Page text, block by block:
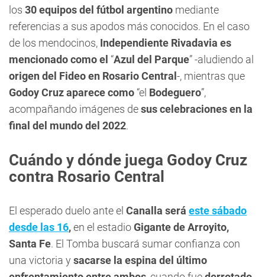
los 30 equipos del fútbol argentino mediante
referencias a sus apodos más conocidos. En el caso
de los mendocinos, Independiente Rivadavia es
mencionado como el “Azul del Parque” -aludiendo al
origen del Fideo en Rosario Central -, mientras que
Godoy Cruz aparece como “el Bodeguero”,
acompañando imágenes desus celebraciones en la
final del mundo del 2022.
Cuándo y dónde juega Godoy Cruz
contra Rosario Central
El esperado duelo ante el Canalla será este sábado
desde las 16,en el estadioGigante de Arroyito,
Santa Fe. El Tomba buscará sumar confianza con
una victoria y sacarse la espina del último